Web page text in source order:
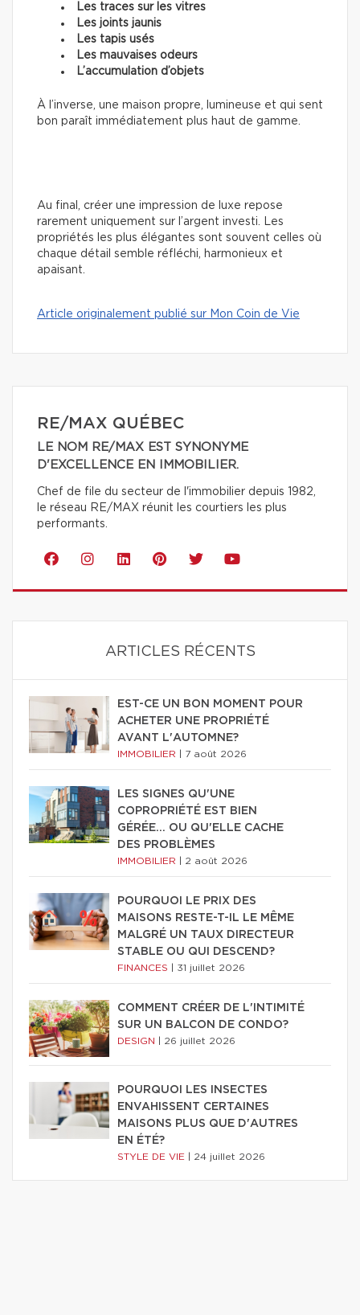
Les traces sur les vitres
Les joints jaunis
Les tapis usés
Les mauvaises odeurs
L’accumulation d’objets
À l’inverse, une maison propre, lumineuse et qui sent
bon paraît immédiatement plus haut de gamme.
Au final, créer une impression de luxe repose
rarement uniquement sur l’argent investi. Les
propriétés les plus élégantes sont souvent celles où
chaque détail semble réfléchi, harmonieux et
apaisant.
Article originalement publié sur Mon Coin de Vie
RE/MAX QUÉBEC
LE NOM RE/MAX EST SYNONYME
D'EXCELLENCE EN IMMOBILIER.
Chef de file du secteur de l'immobilier depuis 1982,
le réseau RE/MAX réunit les courtiers les plus
performants.
ARTICLES RÉCENTS
EST-CE UN BON MOMENT POUR
ACHETER UNE PROPRIÉTÉ
AVANT L'AUTOMNE?
IMMOBILIER 7 août 2026
LES SIGNES QU'UNE
COPROPRIÉTÉ EST BIEN
GÉRÉE… OU QU'ELLE CACHE
DES PROBLÈMES
IMMOBILIER 2 août 2026
POURQUOI LE PRIX DES
MAISONS RESTE-T-IL LE MÊME
MALGRÉ UN TAUX DIRECTEUR
STABLE OU QUI DESCEND?
FINANCES 31 juillet 2026
COMMENT CRÉER DE L'INTIMITÉ
SUR UN BALCON DE CONDO?
DESIGN 26 juillet 2026
POURQUOI LES INSECTES
ENVAHISSENT CERTAINES
MAISONS PLUS QUE D'AUTRES
EN ÉTÉ?
STYLE DE VIE 24 juillet 2026